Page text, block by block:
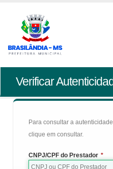
Verificar
Para consultar a
clique em consultar.
CNPJ/CPF do Prestador *